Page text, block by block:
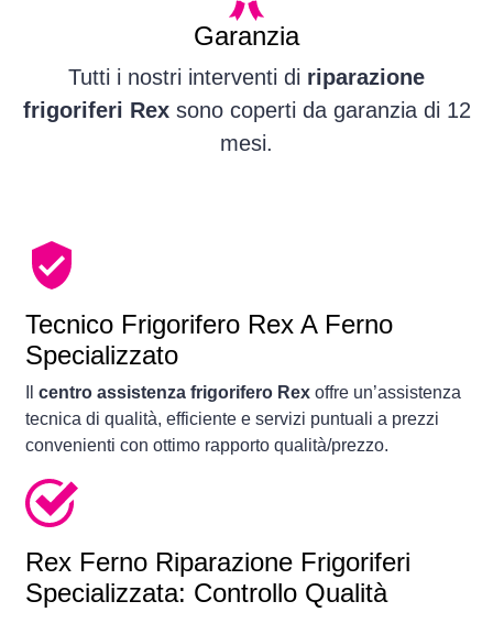
Garanzia
Tutti i nostri interventi di riparazione
frigoriferi Rexsono coperti da garanzia di 12
mesi.
Tecnico Frigorifero Rex A Ferno
Specializzato
centro assistenza frigorifero Rex offre un’assistenza
tecnica di qualità, efficiente e servizi puntuali a prezzi
convenienti con ottimo rapporto qualità/prezzo.
Rex Ferno Riparazione Frigoriferi
Specializzata: Controllo Qualità